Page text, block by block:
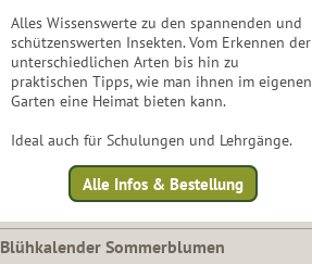
Alles Wissenswerte zu den spannenden und
schützenswerten Insekten. Vom Erkennen der
unterschiedlichen Arten bis hin zu
praktischen Tipps, wie man ihnen im eigenen
Garten eine Heimat bieten kann.
Ideal auch für Schulungen und Lehrgänge.
Alle Infos & Bestellung
Blühkalender Sommerblumen